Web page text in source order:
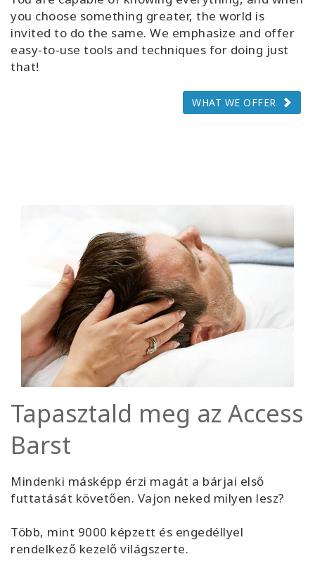
you choose something greater, the world is
invited to do the same. We emphasize and offer
easy-to-use tools and techniques for doing just
that!
WHAT WE OFFER
Tapasztald meg az Access
Barst
Mindenki másképp érzi magát a bárjai első
futtatását követően. Vajon neked milyen lesz?
Több, mint 9000 képzett és engedéllyel
rendelkező kezelő világszerte.